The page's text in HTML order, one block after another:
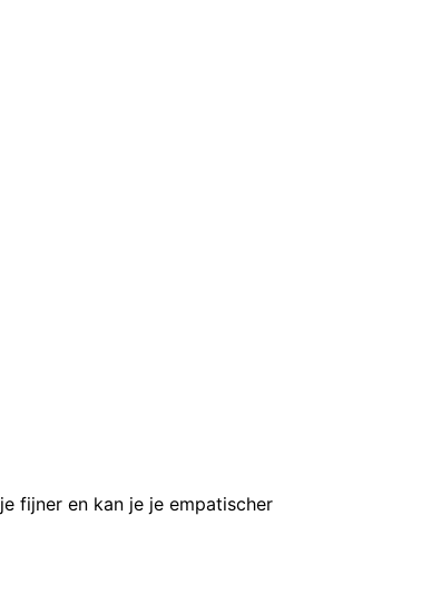
fijner en kan je je empatischer